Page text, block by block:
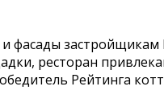
застройщикам
ресторан
Рейтинга